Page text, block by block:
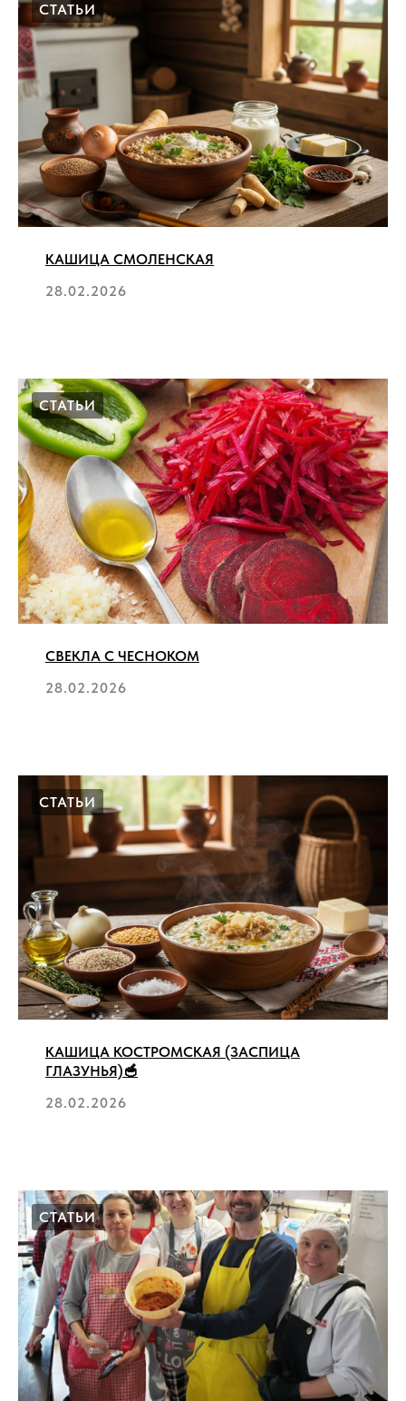
СТАТЬИ
КАШИЦА СМОЛЕНСКАЯ
28.02.2026
СТАТЬИ
СВЕКЛА С ЧЕСНОКОМ
28.02.2026
СТАТЬИ
КАШИЦА КОСТРОМСКАЯ (ЗАСПИЦА
ГЛАЗУНЬЯ)🥣
28.02.2026
СТАТЬИ